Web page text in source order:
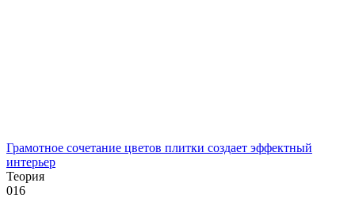
Грамотное сочетание цветов плитки создает эффектный
интерьер
Теория
016